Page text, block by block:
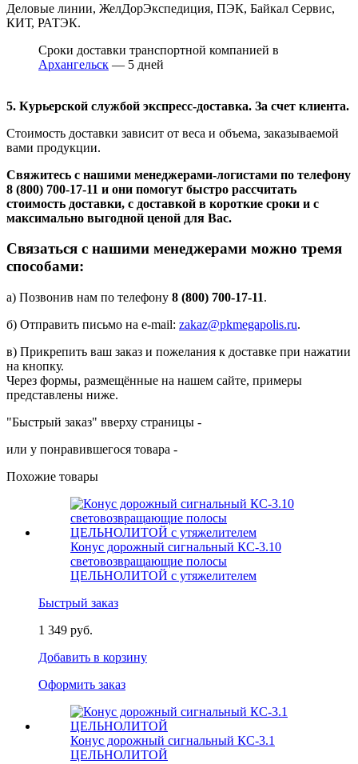
Деловые линии, ЖелДорЭкспедиция, ПЭК, Байкал Сервис,
КИТ, РАТЭК.
Сроки доставки транспортной компанией в
Архангельск — 5 дней
5. Курьерской службой экспресс-доставка. За счет клиента.
Стоимость доставки зависит от веса и объема, заказываемой
вами продукции.
Свяжитесь с нашими менеджерами-логистами по телефону
8 (800) 700-17-11 и они помогут быстро рассчитать
стоимость доставки, с доставкой в короткие сроки и с
максимально выгодной ценой для Вас.
Связаться с нашими менеджерами можно тремя
способами:
а) Позвонив нам по телефону 8 (800) 700-17-11.
б) Отправить письмо на e-mail: zakaz@pkmegapolis.ru.
в) Прикрепить ваш заказ и пожелания к доставке при нажатии
на кнопку.
Через формы, размещённые на нашем сайте, примеры
представлены ниже.
"Быстрый заказ" вверху страницы -
или у понравившегося товара -
Похожие товары
Конус дорожный сигнальный КС-3.10
световозвращающие полосы
ЦЕЛЬНОЛИТОЙ с утяжелителем
Быстрый заказ
1 349 руб.
Добавить в корзину
Оформить заказ
Конус дорожный сигнальный КС-3.1
ЦЕЛЬНОЛИТОЙ